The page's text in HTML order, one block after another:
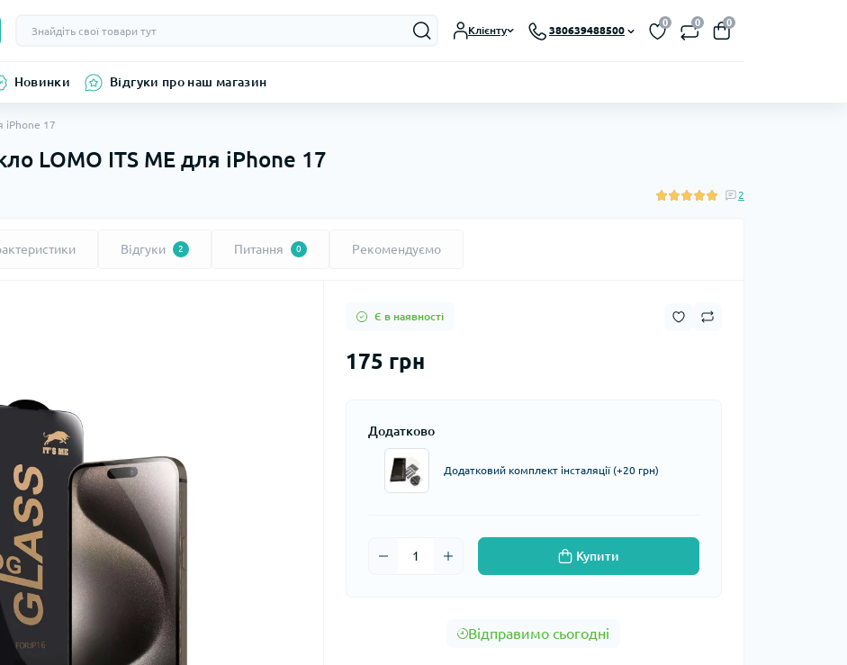
Клієнту 380639488500
0 0 0
Новинки Відгуки про наш магазин
iPhone 17
LOMO ITS ME для iPhone 17
2
Відгуки 2 Питання 0 Рекомендуємо
Є в наявності
175 грн
Додатково
Додатковий комплект інсталяції (+20 грн)
Купити
Відправимо сьогодні